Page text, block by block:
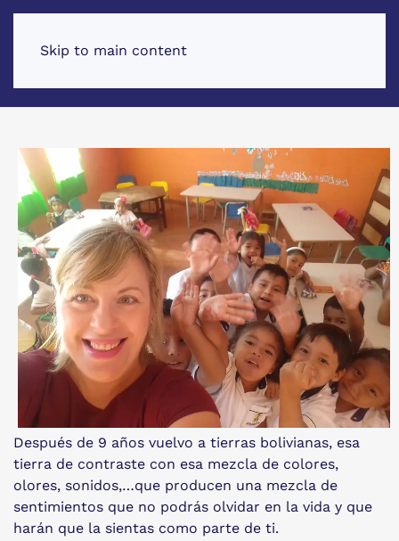
Skip to main content
Después de 9 años vuelvo a tierras bolivianas, esa
tierra de contraste con esa mezcla de colores,
olores, sonidos,…que producen una mezcla de
sentimientos que no podrás olvidar en la vida y que
harán que la sientas como parte de ti.